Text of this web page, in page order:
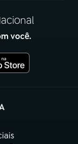
você.
aba)